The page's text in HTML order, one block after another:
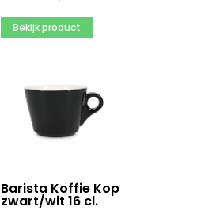
Bekijk product
Barista Koffie Kop
zwart/wit 16 cl.